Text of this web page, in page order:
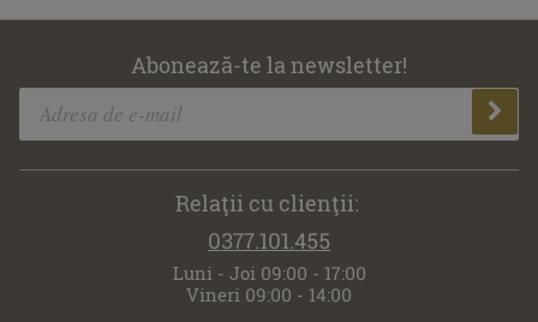
Abonează-te la newsletter!
Relaţii cu clienţii:
0377.101.455
Luni - Joi 09:00 - 17:00
Vineri 09:00 - 14:00